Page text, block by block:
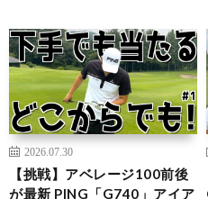
2026.07.30
【挑戦】アベレージ100前後
が最新 PING「G740」アイア